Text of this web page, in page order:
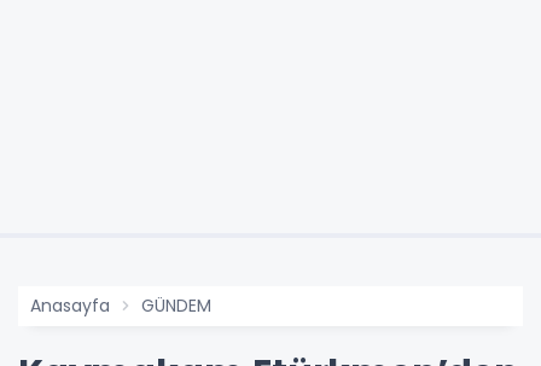
Anasayfa GÜNDEM